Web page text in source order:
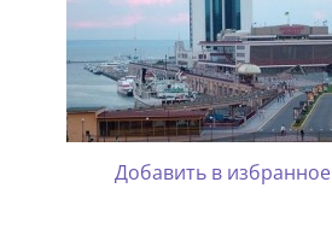
Добавить в избранное